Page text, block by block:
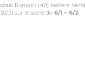
Romain (40) battent
3) sur le score de 6/1 – 6/2